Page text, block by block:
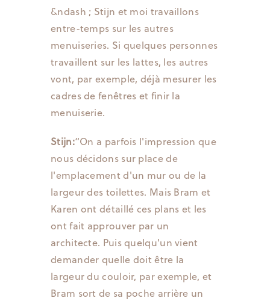
&ndash ; Stijn et moi travaillons
entre-temps sur les autres
menuiseries. Si quelques personnes
travaillent sur les lattes, les autres
vont, par exemple, déjà mesurer les
cadres de fenêtres et finir la
menuiserie.
Stijn:“On a parfois l'impression que
nous décidons sur place de
l'emplacement d'un mur ou de la
largeur des toilettes. Mais Bram et
Karen ont détaillé ces plans et les
ont fait approuver par un
architecte. Puis quelqu'un vient
demander quelle doit être la
largeur du couloir, par exemple, et
Bram sort de sa poche arrière un